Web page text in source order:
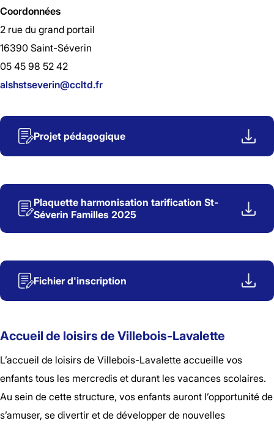
Coordonnées
2 rue du grand portail
16390 Saint-Séverin
05 45 98 52 42
alshstseverin@ccltd.fr
Projet pédagogique
Plaquette harmonisation tarification St-
Séverin Familles 2025
Fichier d'inscription
Accueil de loisirs de Villebois-Lavalette
L’accueil de loisirs de Villebois-Lavalette accueille vos
enfants tous les mercredis et durant les vacances scolaires.
Au sein de cette structure, vos enfants auront l’opportunité de
s’amuser, se divertir et de développer de nouvelles